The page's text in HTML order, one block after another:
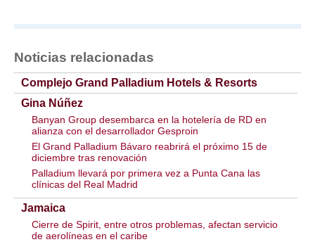
Noticias relacionadas
Complejo Grand Palladium Hotels & Resorts
Gina Núñez
Banyan Group desembarca en la hotelería de RD en
alianza con el desarrollador Gesproin
El Grand Palladium Bávaro reabrirá el próximo 15 de
diciembre tras renovación
Palladium llevará por primera vez a Punta Cana las
clínicas del Real Madrid
Jamaica
Cierre de Spirit, entre otros problemas, afectan servicio
de aerolíneas en el caribe